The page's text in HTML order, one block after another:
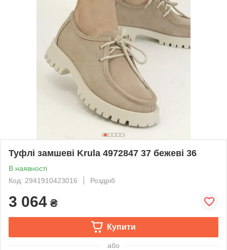
Туфлі замшеві Krula 4972847 37 бежеві 36
В наявності
Код: 2941910423016
Роздріб
3 064 ₴
Купити
або